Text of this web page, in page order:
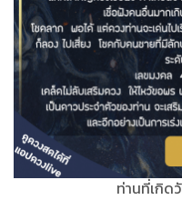
ท่านที่เกิด